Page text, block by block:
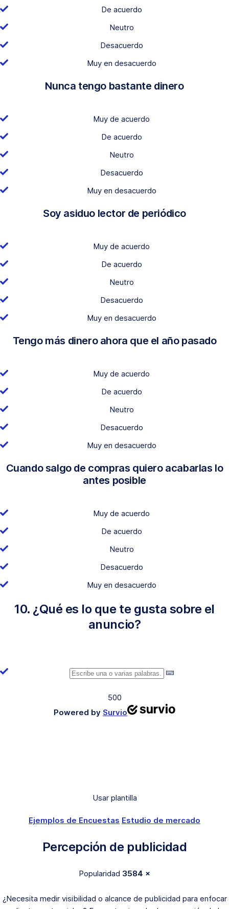
De acuerdo
Neutro
Desacuerdo
Muy en desacuerdo
Nunca tengo bastante dinero
Muy de acuerdo
De acuerdo
Neutro
Desacuerdo
Muy en desacuerdo
Soy asiduo lector de periódico
Muy de acuerdo
De acuerdo
Neutro
Desacuerdo
Muy en desacuerdo
Tengo más dinero ahora que el año pasado
Muy de acuerdo
De acuerdo
Neutro
Desacuerdo
Muy en desacuerdo
Cuando salgo de compras quiero acabarlas lo
antes posible
Muy de acuerdo
De acuerdo
Neutro
Desacuerdo
Muy en desacuerdo
10. ¿Qué es lo que te gusta sobre el
anuncio?
500
Powered by Survio
Usar plantilla
Ejemplos de Encuestas Estudio de mercado
Percepción de publicidad
Popularidad 3584 ×
¿Necesita medir visibilidad o alcance de publicidad para enfocar